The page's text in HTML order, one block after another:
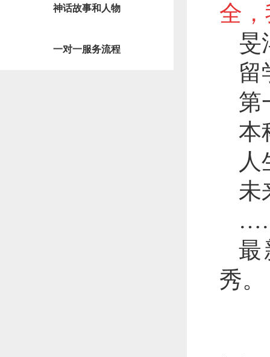
神话故事和人物
一对一服务流程
全
旻
留
第
本
未
最
秀。